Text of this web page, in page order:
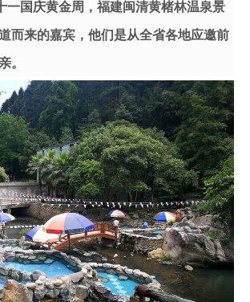
国庆黄金周，福建闽清黄楮林温泉景
而来的嘉宾，他们是从全省各地应邀前
。